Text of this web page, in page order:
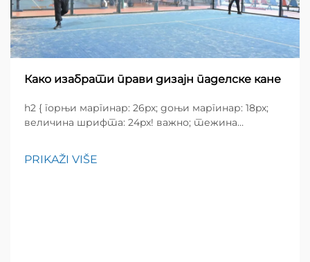
Како изабрати прави дизајн паделске кане
h2 { горњи маргинар: 26px; доњи маргинар: 18px;
величина шрифта: 24px! важно; тежина
горњи маргинар: 26px; доњи маргинар: 18px;
величина шрифта: 20px!
PRIKAŽI VIŠE